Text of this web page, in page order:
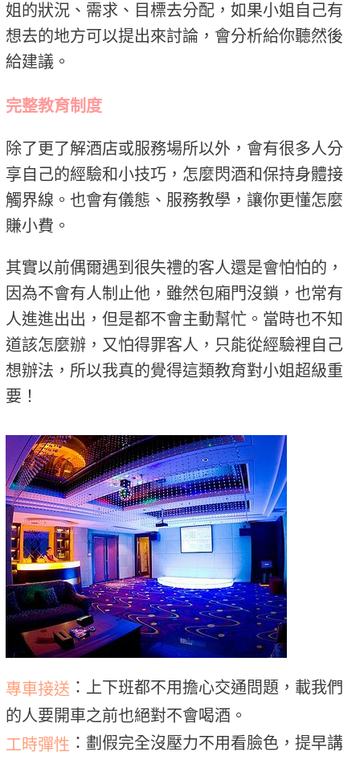
姐的狀況、需求、目標去分配，如果小姐自己有
想去的地方可以提出來討論，會分析給你聽然後
給建議。
完整教育制度
除了更了解酒店或服務場所以外，會有很多人分
享自己的經驗和小技巧，怎麼閃酒和保持身體接
觸界線。也會有儀態、服務教學，讓你更懂怎麼
賺小費。
其實以前偶爾遇到很失禮的客人還是會怕怕的，
因為不會有人制止他，雖然包廂門沒鎖，也常有
人進進出出，但是都不會主動幫忙。當時也不知
道該怎麼辦，又怕得罪客人，只能從經驗裡自己
想辦法，所以我真的覺得這類教育對小姐超級重
要！
專車接送 ：上下班都不用擔心交通問題，載我們
的人要開車之前也絕對不會喝酒。
工時彈性 ：劃假完全沒壓力不用看臉色，提早講